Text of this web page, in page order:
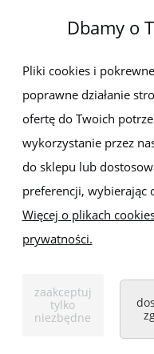
Zapisz się do
Tel:
+48 17 853
Dbamy o
Pliki cookies i
poprawne działanie
ofertę do Twoich
wykorzystanie przez
do sklepu lub
preferencji, wybierając
Więcej o plikach
prywatności.
zaakceptuj
tylko
niezbędne